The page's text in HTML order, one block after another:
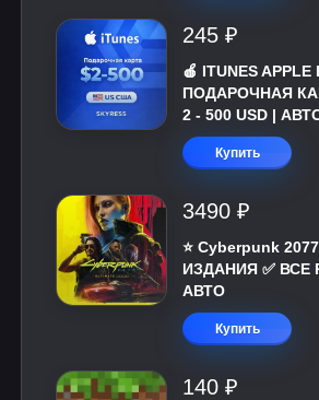
245 ₽
🍎 ITUNES APPLE
ПОДАРОЧНАЯ
2 - 500 USD |
Купить
3490 ₽
⭐ Cyberpunk
ИЗДАНИЯ ✅ ВСЕ
АВТО
Купить
140 ₽